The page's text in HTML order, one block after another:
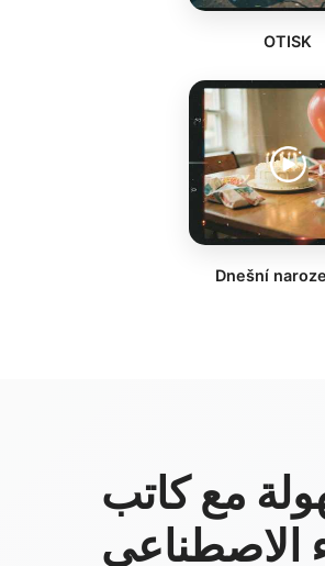
OTISK
Dnešní
مع كاتب
الاصطناعي